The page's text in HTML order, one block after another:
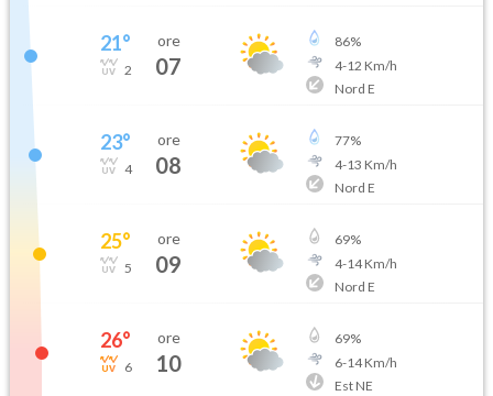
21°
2
ore
07
86%
4-12 Km/h
Nord E
23°
4
ore
08
77%
4-13 Km/h
Nord E
25°
5
ore
09
69%
4-14Km/h
Nord E
26°
6
ore
10
69%
6-14Km/h
Est NE